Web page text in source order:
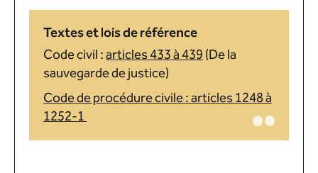
Textes et lois de référence
Code civil :articles 433 à 439(De la
sauvegarde de justice)
Code de procédure civile : articles 1248 à
1252-1